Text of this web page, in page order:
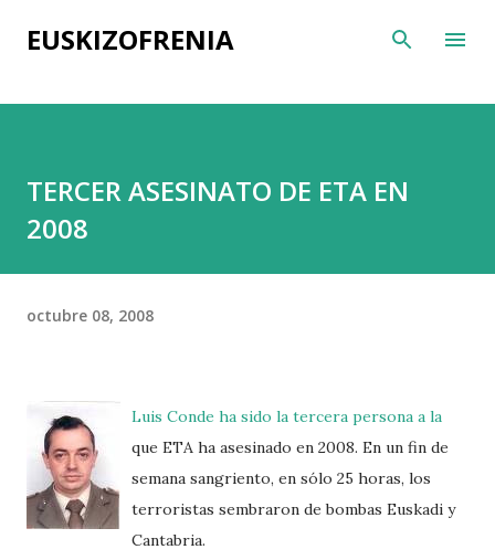
Ir al contenido principal
EUSKIZOFRENIA
TERCER ASESINATO DE ETA EN
2008
octubre 08, 2008
Luis Conde ha sido la tercera persona a la
que ETA ha asesinado en 2008. En un fin de
semana sangriento, en sólo 25 horas, los
terroristas sembraron de bombas Euskadi y
Cantabria.